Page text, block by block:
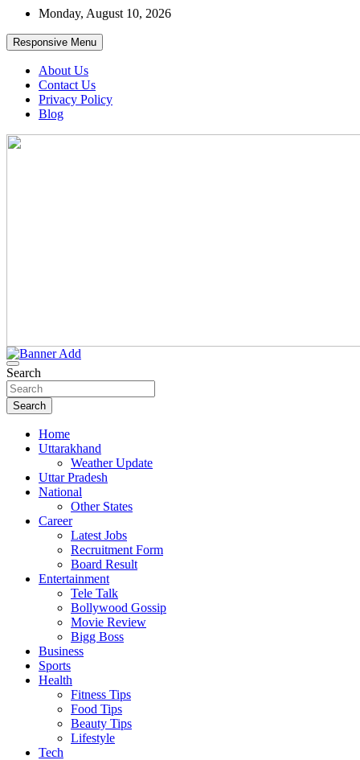
Skip
content
Monday, August 10, 2026
Responsive Menu
About Us
Contact Us
Privacy Policy
Blog
Search
Search
Home
Uttarakhand
Weather Update
Uttar Pradesh
National
Other States
Career
Latest Jobs
Recruitment Form
Board Result
Entertainment
Tele Talk
Bollywood Gossip
Movie Review
Bigg Boss
Business
Sports
Health
Fitness Tips
Food Tips
Beauty Tips
Lifestyle
Tech